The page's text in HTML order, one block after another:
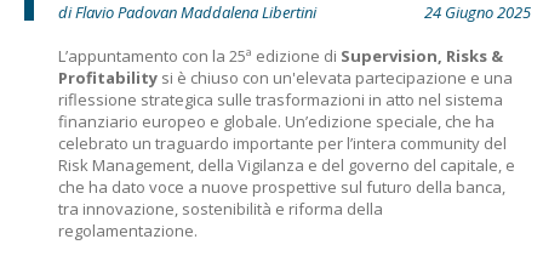
di Flavio Padovan Maddalena Libertini
24 Giugno 2025
L’appuntamento con la 25ª edizione di Supervision, Risks &
Profitability si è chiuso con un'elevata partecipazione e una
riflessione strategica sulle trasformazioni in atto nel sistema
finanziario europeo e globale. Un’edizione speciale, che ha
celebrato un traguardo importante per l’intera community del
Risk Management, della Vigilanza e del governo del capitale, e
che ha dato voce a nuove prospettive sul futuro della banca,
tra innovazione, sostenibilità e riforma della
regolamentazione.